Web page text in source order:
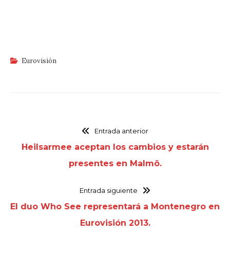
Eurovisión
Entrada anterior
Heilsarmee aceptan los cambios y estarán
presentes en Malmö.
Entrada siguiente
El duo Who See representará a Montenegro en
Eurovisión 2013.